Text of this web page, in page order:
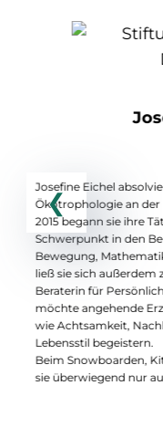
Josefine Eichel
Ökotrophologie an der
2015 begann sie ihre
Schwerpunkt in den
Bewegung,
ließ sie sich außerdem
Beraterin für
möchte angehende
wie Achtsamkeit,
Lebensstil begeistern.
Beim Snowboarden,
sie überwiegend nur